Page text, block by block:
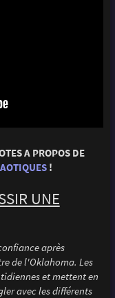
A PROPOS DE
!
UNE
après
de l'Oklahoma. Les
et mettent en
avec les différents